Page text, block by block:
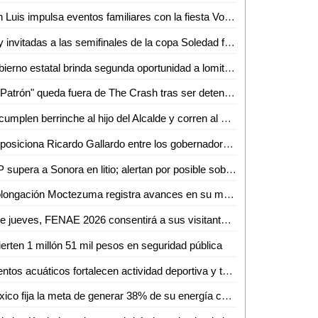
San Luis impulsa eventos familiares con la fiesta Volks Girls
Hay invitadas a las semifinales de la copa Soledad femenil 2026
Gobierno estatal brinda segunda oportunidad a lomitos en la Guardia Civil
"El Patrón" queda fuera de The Crash tras ser detenido
Le cumplen berrinche al hijo del Alcalde y corren al Jefe de la GCE
Se posiciona Ricardo Gallardo entre los gobernadores mejor evaluados del país
SLP supera a Sonora en litio; alertan por posible sobreexplotación
Prolongación Moctezuma registra avances en su modernización
Este jueves, FENAE 2026 consentirá a sus visitantes con enchiladas y bebidas gratis
1 millón 51 mil pesos en seguridad pública
Eventos acuáticos fortalecen actividad deportiva y turismo
México fija la meta de generar 38% de su energía con fuentes renovables: SENER